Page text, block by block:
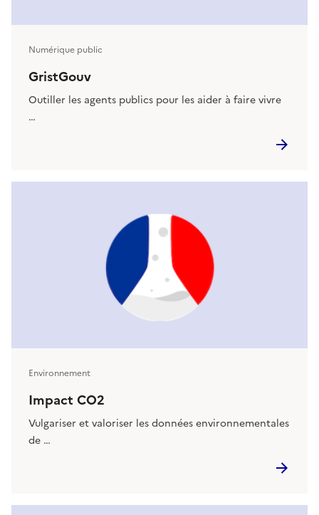
Numérique public
GristGouv
Outiller les agents publics pour les aider à faire vivre
…
Environnement
Impact CO2
Vulgariser et valoriser les données environnementales
de …